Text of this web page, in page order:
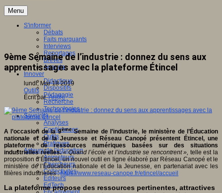
Menu
S'informer
Débats
Faits marquants
Interviews
Reportages
Brèves
Agenda
Innover
Didactique
Dispositifs
Pédagogie
Recherche
Technologies
Savoir(s)
Analyses
Conférences
Outils
Pratiques
Acteurs de l'éducation
Animateurs
Chercheurs
Collectivités
Editeurs
EdTech
9ème Semaine de l’industrie : donnez du sens aux
apprentissages avec la plateforme Étincel
lundi, Mar 18 2019
Outils
Écrit parAn@é
A l’occasion de la 9èmeSemaine de l’industrie, le ministère de l’Éducation
nationale et de la Jeunesse et Réseau Canopé présentent Étincel, une
plateforme de ressources numériques basées sur des situations
industrielles réelles.« Quand l’école et l’industrie se rencontrent », telle est la
proposition d’Étincel, un nouvel outil en ligne élaboré par Réseau Canopé et le
ministère de l’Éducation nationale et de la Jeunesse, en partenariat avec les
filières industrielles :https://www.reseau-canope.fr/etincel/accueil
La plateforme propose des ressources pertinentes, attractives